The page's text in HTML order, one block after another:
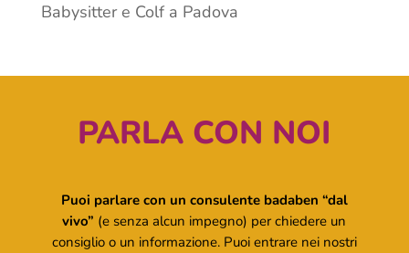
Babysitter e Colf a Padova
PARLA CON NOI
Puoi parlare con un consulente badaben “dal
vivo” (e senza alcun impegno) per chiedere un
consiglio o un informazione. Puoi entrare nei nostri